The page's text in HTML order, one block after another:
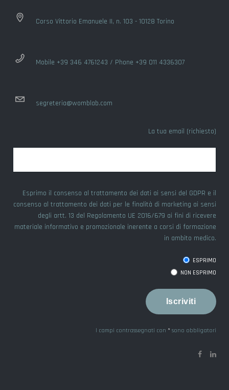
Corso Vittorio Emanuele II, n. 103 - 10128 Torino
Mobile +39 346 4761243 / Phone +39 011 4336307
segreteria@womblab.com
La tua email (richiesto)
Esprimo il consenso al trattamento dei dati ai sensi del GDPR e il
consenso al trattamento dei dati per le finalità di marketing ai sensi
degli artt. 13 del Regolamento UE 2016/679 ai fini di ricevere
materiale informativo e promozionale inerente a corsi di formazione
in ambito medico.
ESPRIMO
NON ESPRIMO
I campi contrassegnati con * sono obbligatori